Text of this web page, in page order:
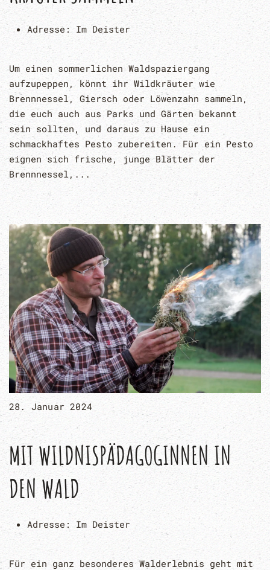
Adresse: Im Deister
Um einen sommerlichen Waldspaziergang
aufzupeppen, könnt ihr Wildkräuter wie
Brennnessel, Giersch oder Löwenzahn sammeln,
die euch auch aus Parks und Gärten bekannt
sein sollten, und daraus zu Hause ein
schmackhaftes Pesto zubereiten. Für ein Pesto
eignen sich frische, junge Blätter der
Brennnessel,...
28. Januar 2024
MIT WILDNISPÄDAGOGINNEN IN
DEN WALD
Adresse: Im Deister
Für ein ganz besonderes Walderlebnis geht mit